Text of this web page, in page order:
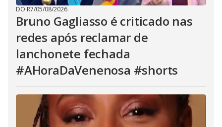
DO R7/05/08/2026
Bruno Gagliasso é criticado nas
redes após reclamar de
lanchonete fechada
#AHoraDaVenenosa #shorts